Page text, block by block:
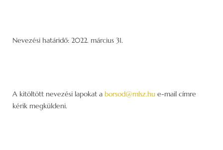
Nevezési határidő: 2022. március 31.
A kitöltött nevezési lapokat a borsod@mlsz.hu e-mail címre
kérik megküldeni.